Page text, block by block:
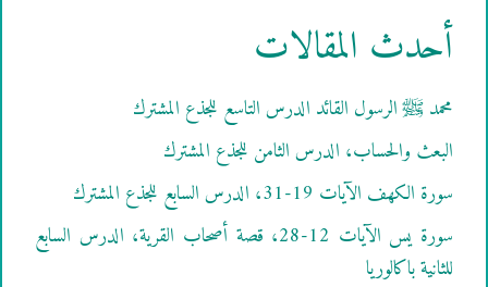
أحدث المقالات
محمد ﷺ الرسول القائد الدرس التاسع للجذع المشترك
البعث والحساب، الدرس الثامن للجذع المشترك
سورة الكهف الآيات 19-31، الدرس السابع للجذع المشترك
سورة يس الآيات 12-28، قصة أصحاب القرية، الدرس السابع
للثانية باكالوريا